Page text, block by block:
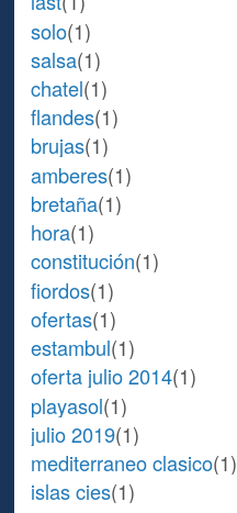
solo(1)
salsa(1)
chatel(1)
flandes(1)
brujas(1)
amberes(1)
bretaña(1)
hora(1)
constitución(1)
fiordos(1)
ofertas(1)
estambul(1)
oferta julio 2014(1)
playasol(1)
julio 2019(1)
mediterraneo clasico(1)
islas cies(1)